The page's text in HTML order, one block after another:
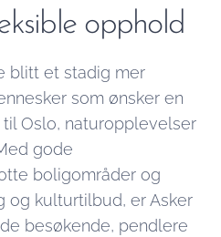
opphold
blitt et stadig mer
som ønsker en
Oslo, naturopplevelser
gode
boligområder og
og kulturtilbud, er Asker
besøkende, pendlere